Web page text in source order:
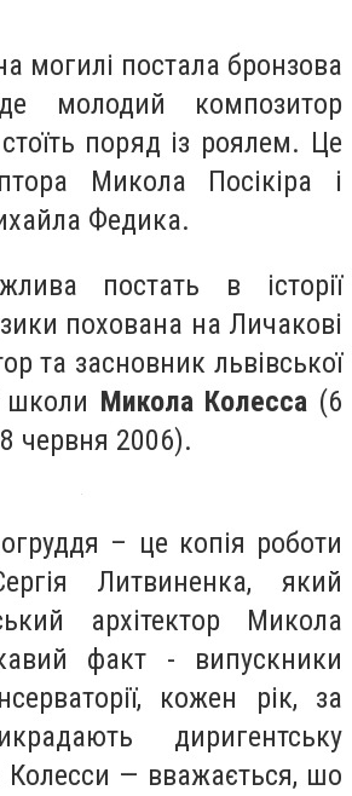
могилі постала бронзова
молодий композитор
поряд із роялем. Це
Микола Посікіра і
Федика.
постать в історії
похована на Личакові
та засновник львівської
школи Микола Колесса(6
червня 2006).
– це копія роботи
Литвиненка, який
архітектор Микола
факт - випускники
кожен рік, за
диригентську
Колесси — вважається, шо